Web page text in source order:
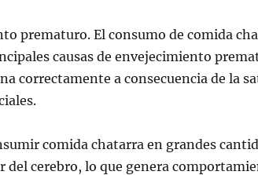
prematuro. El consumo de comida
causas de envejecimiento
correctamente a consecuencia de la
comida chatarra en grandes
del cerebro, lo que genera